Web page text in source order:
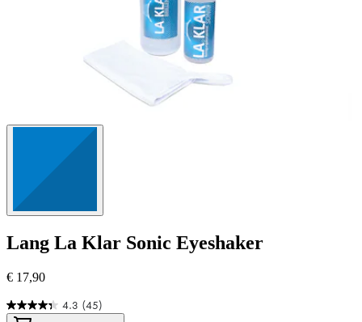
Lang La Klar Sonic Eyeshaker
€ 17,90
4.3 (45)
4.3